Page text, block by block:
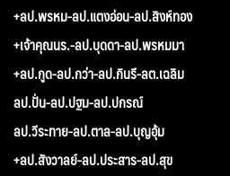
+ลป.พรหม-ลป.แตงอ่อน-ลป.สิงห์ทอง
+เจ้าคุณนร.-ลป.บุดดา-ลป.พรหมมา
+ลป.กูด-ลป.กว่า-ลป.กินรี-ลต.เฉลิม
ลป.ปั่น-ลป.ปฐม-ลป.ปกรณ์
ลป.วีระทาย-ลป.ตาล-ลป.บุญอุ้ม
+ลป.สังวาลย์-ลป.ประสาร-ลป.สุข